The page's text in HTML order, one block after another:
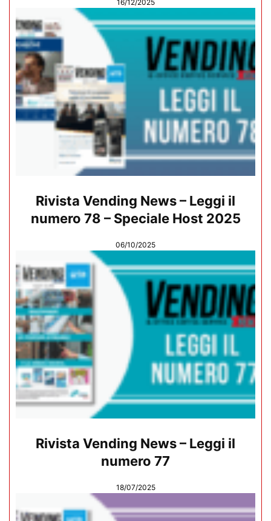
16/12/2025
Rivista Vending News – Leggi il
numero 78 – Speciale Host 2025
06/10/2025
Rivista Vending News – Leggi il
numero 77
18/07/2025